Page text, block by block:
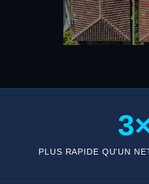
PLUS RAPIDE QU'UN